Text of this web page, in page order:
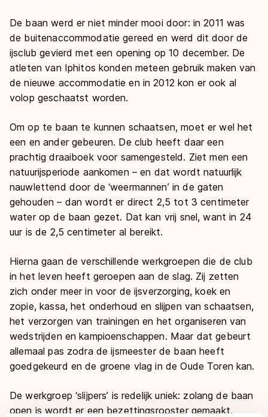
De baan werd er niet minder mooi door: in 2011 was
de buitenaccommodatie gereed en werd dit door de
ijsclub gevierd met een opening op 10 december. De
atleten van Iphitos konden meteen gebruik maken van
de nieuwe accommodatie en in 2012 kon er ook al
volop geschaatst worden.
Om op te baan te kunnen schaatsen, moet er wel het
een en ander gebeuren. De club heeft daar een
prachtig draaiboek voor samengesteld. Ziet men een
natuurijsperiode aankomen – en dat wordt natuurlijk
nauwlettend door de ‘weermannen’ in de gaten
gehouden – dan wordt er direct 2,5 tot 3 centimeter
water op de baan gezet. Dat kan vrij snel, want in 24
uur is de 2,5 centimeter al bereikt.
Hierna gaan de verschillende werkgroepen die de club
in het leven heeft geroepen aan de slag. Zij zetten
zich onder meer in voor de ijsverzorging, koek en
zopie, kassa, het onderhoud en slijpen van schaatsen,
het verzorgen van trainingen en het organiseren van
wedstrijden en kampioenschappen. Maar dat gebeurt
allemaal pas zodra de ijsmeester de baan heeft
goedgekeurd en de groene vlag in de Oude Toren kan.
De werkgroep ‘slijpers’ is redelijk uniek: zolang de baan
open is wordt er een bezettingsrooster gemaakt,